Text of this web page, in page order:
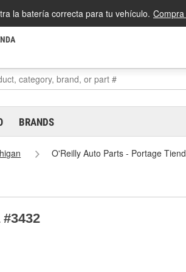
la batería correcta para tu vehículo.
BRANDS
O'Reilly Auto Parts - Portage